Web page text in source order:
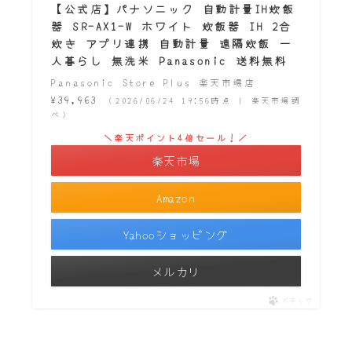
【公式店】パナソニック 自動計量IH炊飯
器 SR-AX1-W ホワイト 炊飯器 IH 2合
炊き アプリ連携 自動計量 遠隔炊飯 一
人暮らし 無洗米 Panasonic 送料無料
Panasonic Store Plus 楽天市場店
¥39,963
（2026/06/24 19:56時点 | 楽天市場調
べ）
Amazon
＼楽天ポイント4倍セール！／
楽天市場
Yahooショッピング
メルカリ
ポチップ